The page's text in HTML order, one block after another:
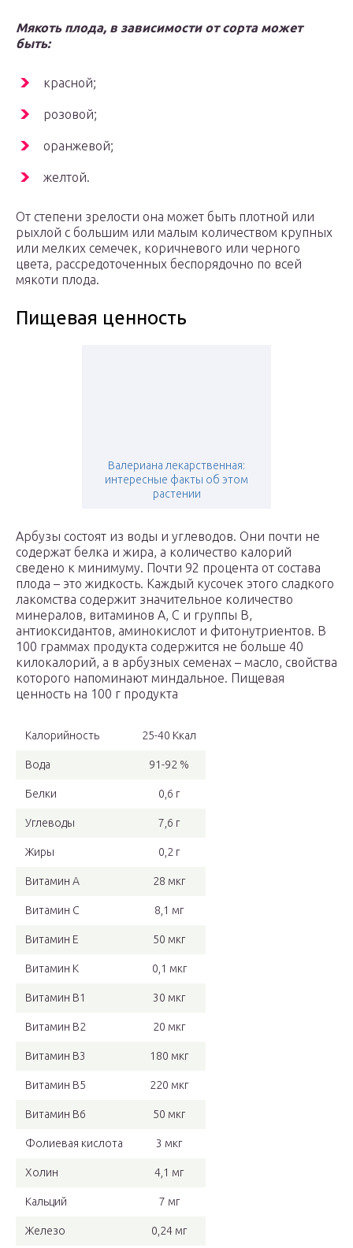
Мякоть плода, в зависимости от сорта может
быть:
красной;
розовой;
оранжевой;
желтой.
От степени зрелости она может быть плотной или
рыхлой с большим или малым количеством крупных
или мелких семечек, коричневого или черного
цвета, рассредоточенных беспорядочно по всей
мякоти плода.
Пищевая ценность
Валериана лекарственная:
интересные факты об этом
растении
Арбузы состоят из воды и углеводов. Они почти не
содержат белка и жира, а количество калорий
сведено к минимуму. Почти 92 процента от состава
плода – это жидкость. Каждый кусочек этого сладкого
лакомства содержит значительное количество
минералов, витаминов А, С и группы В,
антиоксидантов, аминокислот и фитонутриентов. В
100 граммах продукта содержится не больше 40
килокалорий, а в арбузных семенах – масло, свойства
которого напоминают миндальное. Пищевая
ценность на 100 г продукта
Калорийность 25-40 Ккал
Вода 91-92 %
Белки 0,6 г
Углеводы 7,6 г
Жиры 0,2 г
Витамин А 28 мкг
Витамин С 8,1 мг
Витамин Е 50 мкг
Витамин К 0,1 мкг
Витамин В1 30 мкг
Витамин В2 20 мкг
Витамин B3 180 мкг
Витамин В5 220 мкг
Витамин В6 50 мкг
Фолиевая кислота 3 мкг
Холин 4,1 мг
Кальций 7 мг
Железо 0,24 мг